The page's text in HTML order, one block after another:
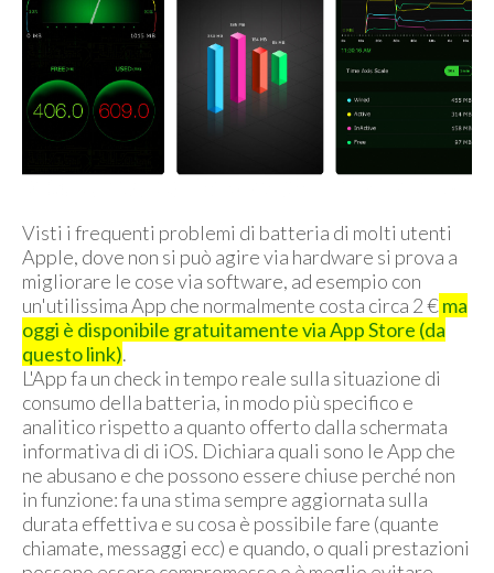
Visti i frequenti problemi di batteria di molti utenti
Apple, dove non si può agire via hardware si prova a
migliorare le cose via software, ad esempio con
un'utilissima App che normalmente costa circa 2 €ma
oggi è disponibile gratuitamente via App Store (da
questo link).
L'App fa un check in tempo reale sulla situazione di
consumo della batteria, in modo più specifico e
analitico rispetto a quanto offerto dalla schermata
informativa di di iOS. Dichiara quali sono le App che
ne abusano e che possono essere chiuse perché non
in funzione: fa una stima sempre aggiornata sulla
durata effettiva e su cosa è possibile fare (quante
chiamate, messaggi ecc) e quando, o quali prestazioni